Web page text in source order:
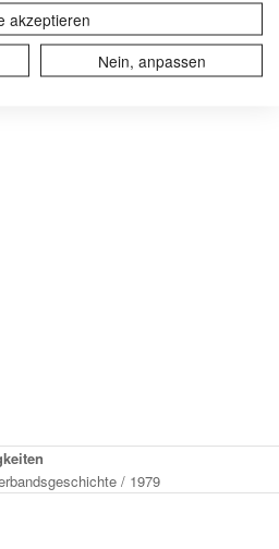
/ 1979
akzeptieren
Nein, anpassen